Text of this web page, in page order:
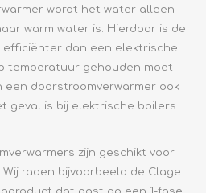
wordt het water alleen
warm water is. Hierdoor is de
efficiënter dan een elektrische
temperatuur gehouden moet
een doorstroomverwarmer ook
geval is bij elektrische boilers.
zijn geschikt voor
raden bijvoorbeeld de Clage